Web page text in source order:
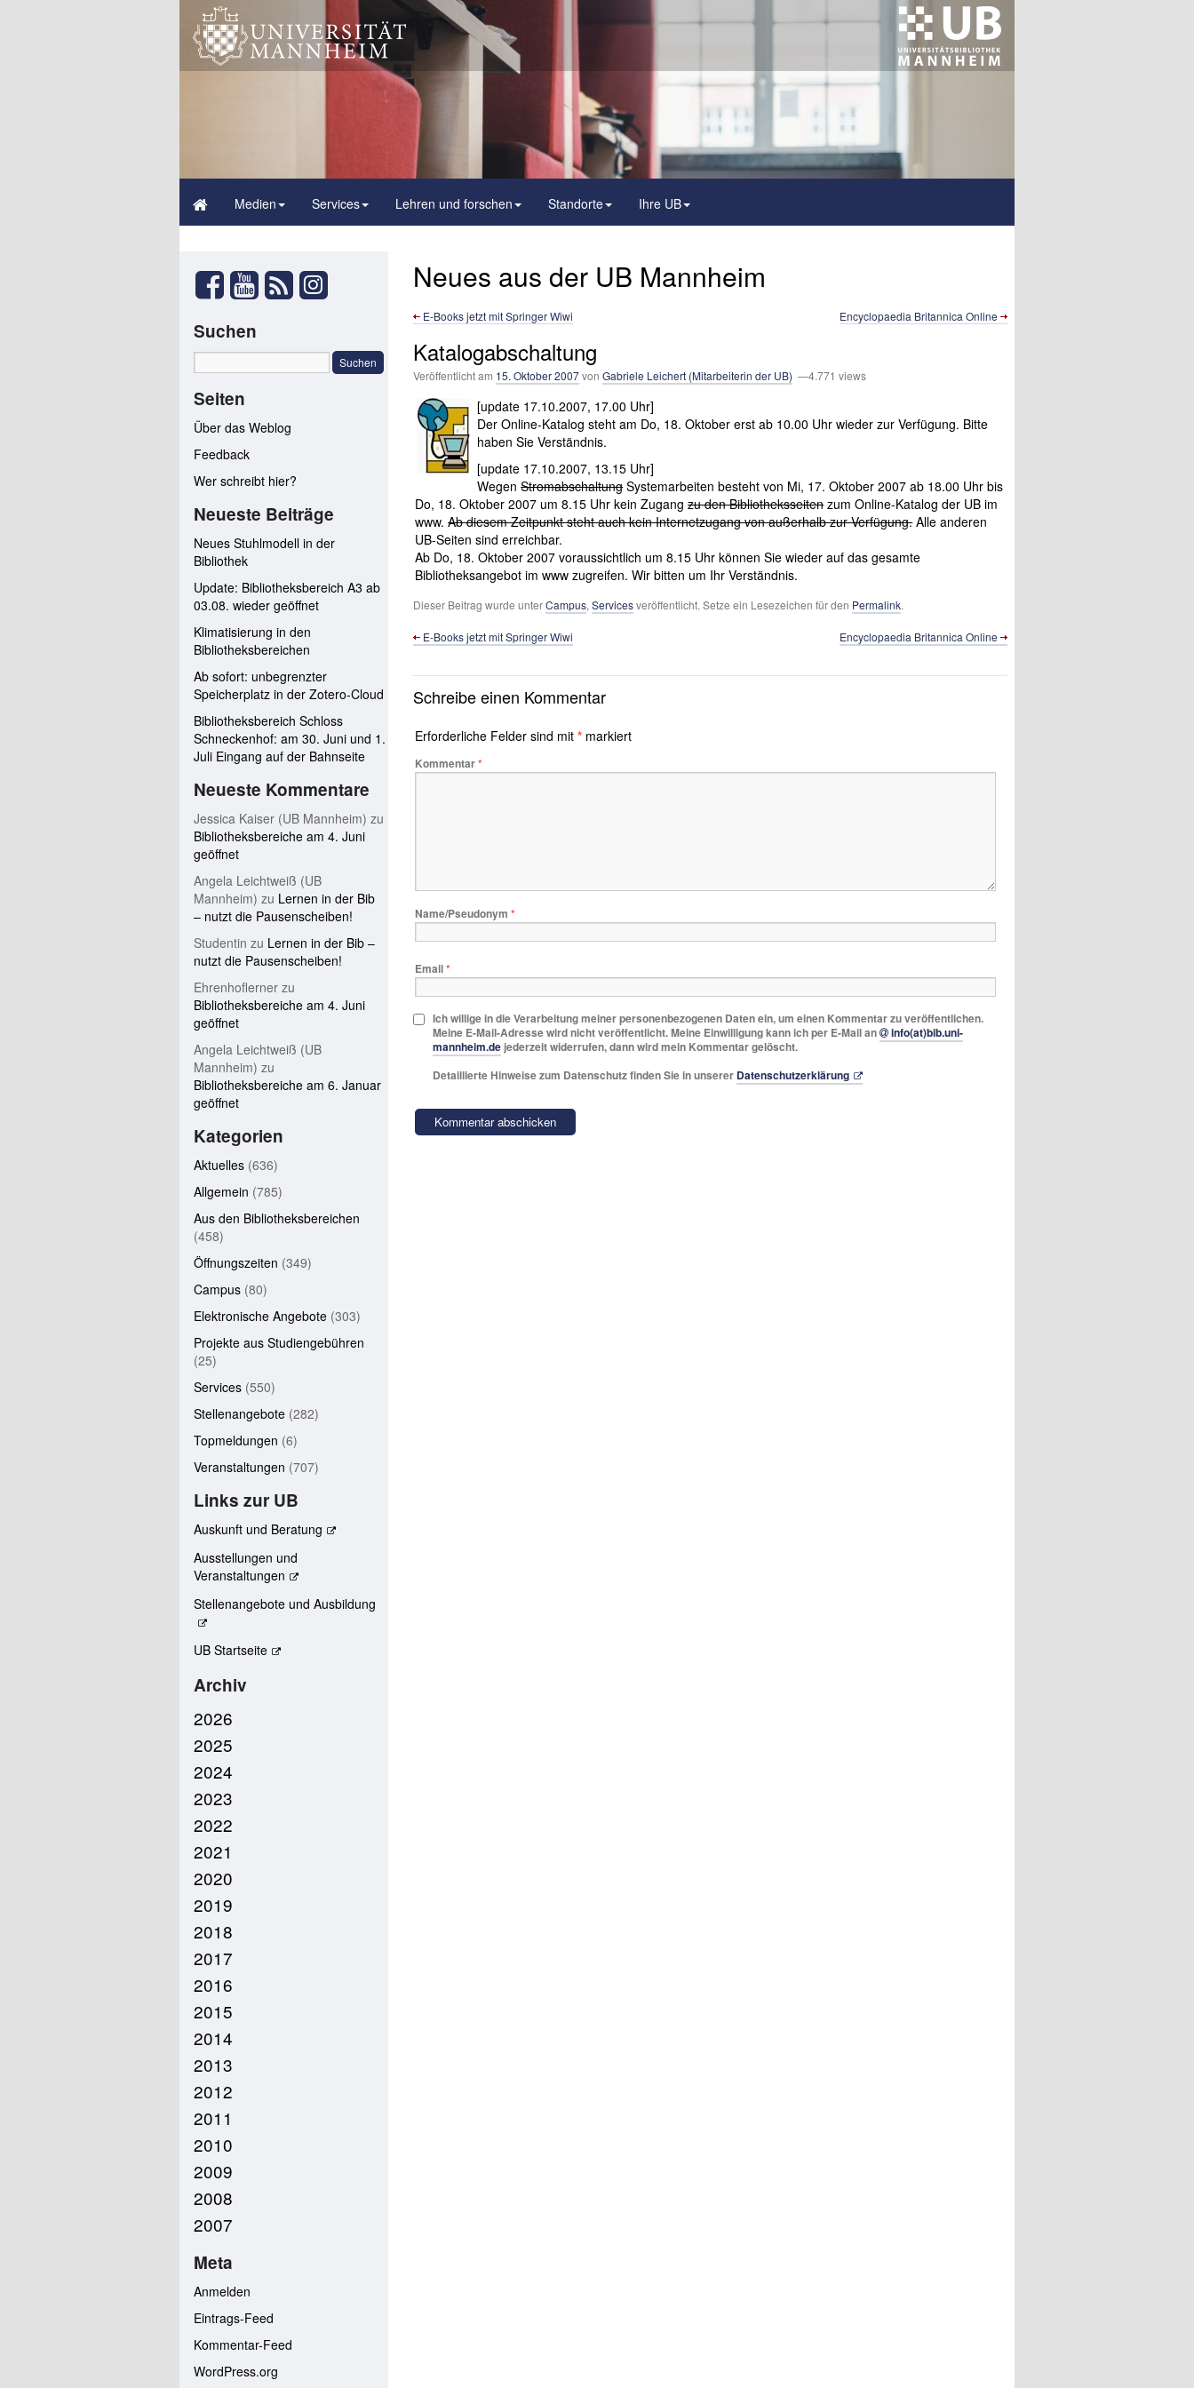
Medien Services Lehren und forschen Standorte Ihre UB
Neues aus der UB Mannheim
E-Books jetzt mit Springer Wiwi Encyclopaedia Britannica Online
Katalogabschaltung
Veröffentlicht am 15. Oktober 2007von Gabriele Leichert (Mitarbeiterin der UB) —4.771 views
[update 17.10.2007, 17.00 Uhr]
Der Online-Katalog steht am Do, 18. Oktober erst ab 10.00 Uhr wieder zur Verfügung. Bitte
haben Sie Verständnis.
[update 17.10.2007, 13.15 Uhr]
WegenStromabschaltungSystemarbeiten besteht von Mi, 17. Oktober 2007 ab 18.00 Uhr bis
Do, 18. Oktober 2007 um 8.15 Uhr kein Zugangzu den Bibliotheksseitenzum Online-Katalog der UB im
www.Ab diesem Zeitpunkt steht auch kein Internetzugang von außerhalb zur Verfügung.Alle anderen
UB-Seiten sind erreichbar.
Ab Do, 18. Oktober 2007 voraussichtlich um 8.15 Uhr können Sie wieder auf das gesamte
Bibliotheksangebot im www zugreifen. Wir bitten um Ihr Verständnis.
Dieser Beitrag wurde unterCampus,Servicesveröffentlicht. Setze ein Lesezeichen für den Permalink.
E-Books jetzt mit Springer Wiwi Encyclopaedia Britannica Online
Schreibe einen Kommentar
Erforderliche Felder sind mit* markiert
Kommentar*
Name/Pseudonym*
Email*
Ich willige in die Verarbeitung meiner personenbezogenen Daten ein, um einen Kommentar zu veröffentlichen.
Meine E-Mail-Adresse wird nicht veröffentlicht. Meine Einwilligung kann ich per E-Mail an
info(at)bib.uni-
mannheim.de jederzeit widerrufen, dann wird mein Kommentar gelöscht.
Detaillierte Hinweise zum Datenschutz finden Sie in unserer Datenschutzerklärung
Suchen
Seiten
Über das Weblog
Feedback
Wer schreibt hier?
Neueste Beiträge
Neues Stuhlmodell in der
Bibliothek
Update: Bibliotheksbereich A3 ab
03.08. wieder geöffnet
Klimatisierung in den
Bibliotheksbereichen
Ab sofort: unbegrenzter
Speicherplatz in der Zotero-Cloud
Bibliotheksbereich Schloss
Schneckenhof: am 30. Juni und 1.
Juli Eingang auf der Bahnseite
Neueste Kommentare
Jessica Kaiser (UB Mannheim) zu
Bibliotheksbereiche am 4. Juni
geöffnet
Angela Leichtweiß (UB
Mannheim) zu Lernen in der Bib
– nutzt die Pausenscheiben!
Studentin zu Lernen in der Bib –
nutzt die Pausenscheiben!
Ehrenhoflerner zu
Bibliotheksbereiche am 4. Juni
geöffnet
Angela Leichtweiß (UB
Mannheim) zu
Bibliotheksbereiche am 6. Januar
geöffnet
Kategorien
Aktuelles (636)
Allgemein (785)
Aus den Bibliotheksbereichen
(458)
Öffnungszeiten (349)
Campus (80)
Elektronische Angebote (303)
Projekte aus Studiengebühren
(25)
Services (550)
Stellenangebote (282)
Topmeldungen (6)
Veranstaltungen (707)
Links zur UB
Auskunft und Beratung
Ausstellungen und
Veranstaltungen
Stellenangebote und Ausbildung
UB Startseite
Archiv
2026
2025
2024
2023
2022
2021
2020
2019
2018
2017
2016
2015
2014
2013
2012
2011
2010
2009
2008
2007
Meta
Anmelden
Eintrags-Feed
Kommentar-Feed
WordPress.org